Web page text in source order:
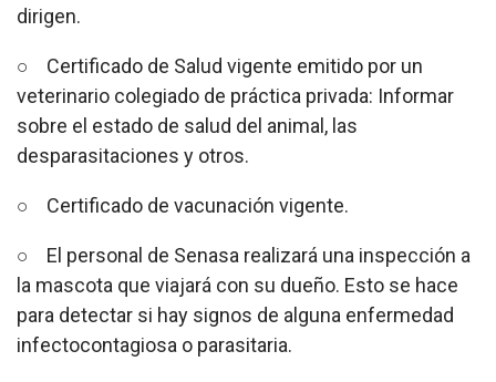
dirigen.
○ Certificado de Salud vigente emitido por un
veterinario colegiado de práctica privada: Informar
sobre el estado de salud del animal, las
desparasitaciones y otros.
○ Certificado de vacunación vigente.
○ El personal de Senasa realizará una inspección a
la mascota que viajará con su dueño. Esto se hace
para detectar si hay signos de alguna enfermedad
infectocontagiosa o parasitaria.